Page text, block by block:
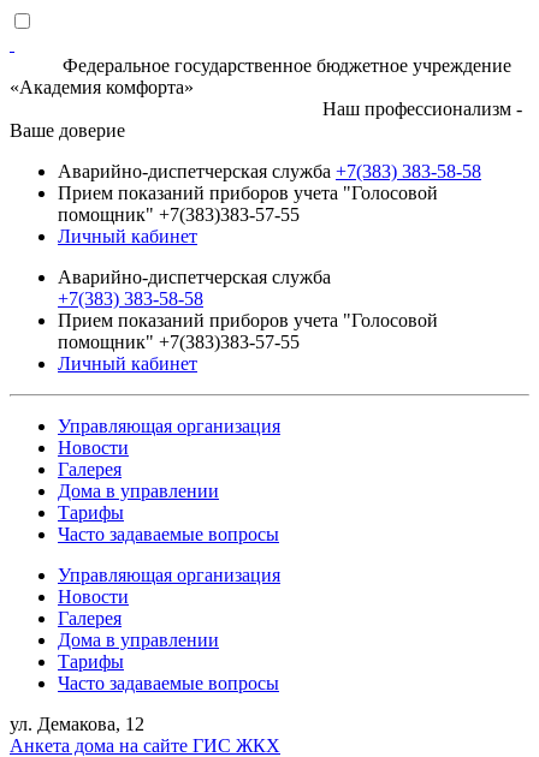
Федеральное государственное бюджетное учреждение
«Академия комфорта»
Наш профессионализм -
Ваше доверие
Аварийно-диспетчерская служба +7(383) 383-58-58
Прием показаний приборов учета "Голосовой
помощник" +7(383)383-57-55
Личный кабинет
Аварийно-диспетчерская служба
+7(383) 383-58-58
Прием показаний приборов учета "Голосовой
помощник" +7(383)383-57-55
Личный кабинет
Управляющая организация
Новости
Галерея
Дома в управлении
Тарифы
Часто задаваемые вопросы
Управляющая организация
Новости
Галерея
Дома в управлении
Тарифы
Часто задаваемые вопросы
ул. Демакова, 12
Анкета дома на сайте ГИС ЖКХ